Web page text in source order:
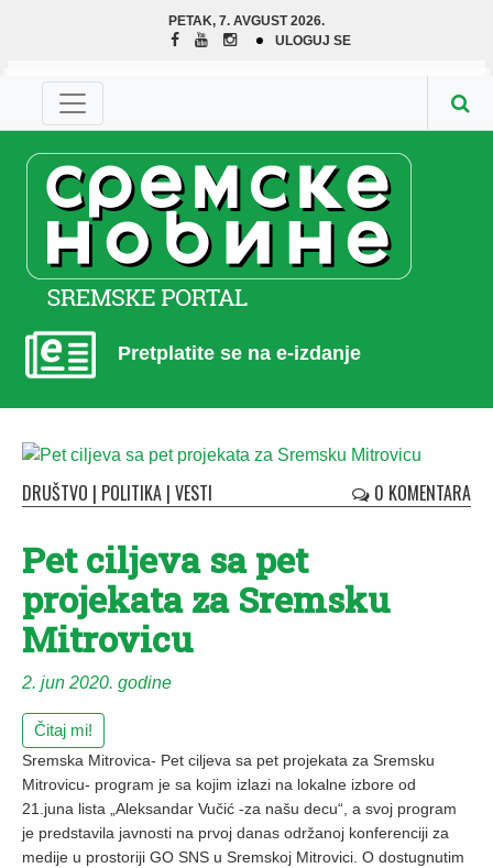
PETAK, 7. AVGUST 2026.
ULOGUJ SE
Pretplatite se na e-izdanje
DRUŠTVO | POLITIKA | VESTI 0 KOMENTARA
Pet ciljeva sa pet
projekata za Sremsku
Mitrovicu
2. jun 2020. godine
Čitaj mi!
Sremska Mitrovica- Pet ciljeva sa pet projekata za Sremsku
Mitrovicu- program je sa kojim izlazi na lokalne izbore od
21.juna lista „Aleksandar Vučić -za našu decu“, a svoj program
je predstavila javnosti na prvoj danas održanoj konferenciji za
medije u prostoriji GO SNS u Sremskoj Mitrovici. O dostugnutim